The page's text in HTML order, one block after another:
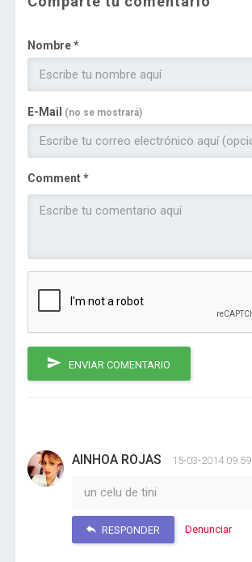
Nombre *
E-Mail (no se mostrará)
Comment *
ENVIAR COMENTARIO
AINHOA ROJAS 15-03-2014 09:59
un celu de tini
RESPONDER Denunciar